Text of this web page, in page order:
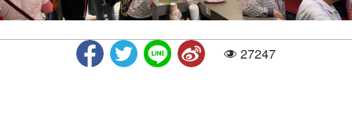
人气27247